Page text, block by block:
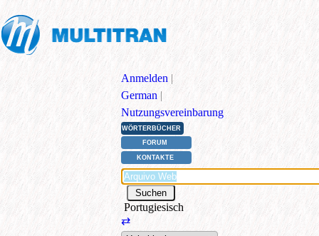
Anmelden |
German |
Nutzungsvereinbarung
WÖRTERBÜCHER
FORUM
KONTAKTE
Portugiesisch
⇄